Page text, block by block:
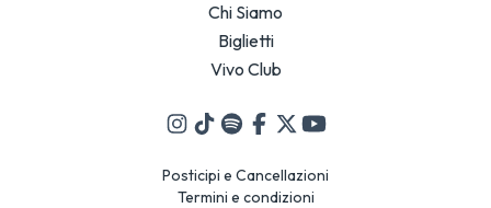
Chi Siamo
Biglietti
Vivo Club
Posticipi e Cancellazioni
Termini e condizioni